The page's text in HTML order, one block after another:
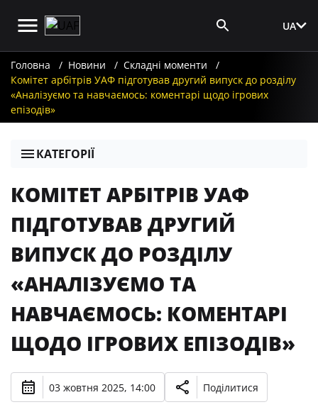
UA
Головна Новини
Складні моменти
Комітет арбітрів УАФ підготував другий випуск до розділу
«Аналізуємо та навчаємось: коментарі щодо ігрових
епізодів»
КАТЕГОРІЇ
КОМІТЕТ АРБІТРІВ УАФ
ПІДГОТУВАВ ДРУГИЙ
ВИПУСК ДО РОЗДІЛУ
«АНАЛІЗУЄМО ТА
НАВЧАЄМОСЬ: КОМЕНТАРІ
ЩОДО ІГРОВИХ ЕПІЗОДІВ»
03 жовтня 2025, 14:00 Поділитися